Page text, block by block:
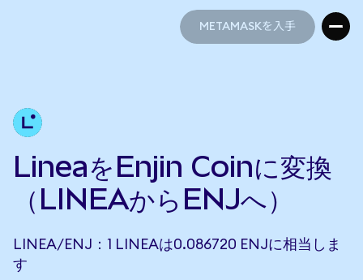
METAMASKを入手
LineaをEnjin Coinに変換
（LINEAからENJへ）
LINEA/ENJ：1 LINEAは0.086720 ENJに相当しま
す